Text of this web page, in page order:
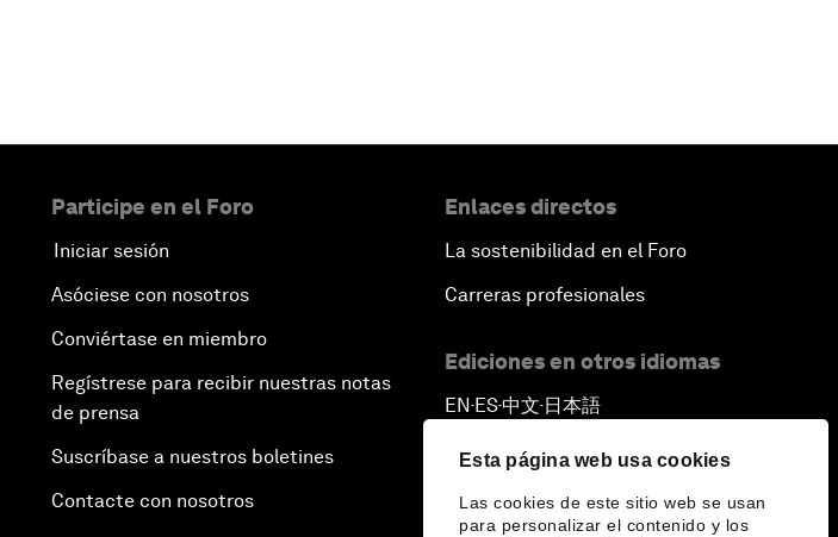
Esta página web usa cookies
Las cookies de este sitio web se usan
para personalizar el contenido y los
Participe en el Foro
Iniciar sesión
Asóciese con nosotros
Conviértase en miembro
Regístrese para recibir nuestras notas
de prensa
Suscríbase a nuestros boletines
Contacte con nosotros
Enlaces directos
La sostenibilidad en el Foro
Carreras profesionales
Ediciones en otros idiomas
EN ▪ ES▪中文▪ 日本語